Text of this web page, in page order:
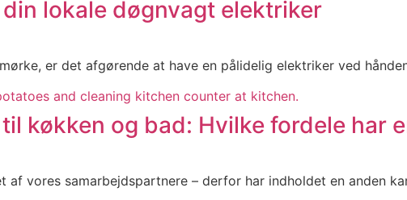
lokale døgnvagt elektriker
er det afgørende at have en pålidelig elektriker ved
køkken og bad: Hvilke fordele har
af vores samarbejdspartnere – derfor har indholdet en anden